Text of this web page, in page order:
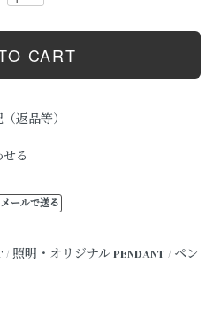
返品等）
る
メールで送る
/ 照明・オリジナルPENDANT / ペン